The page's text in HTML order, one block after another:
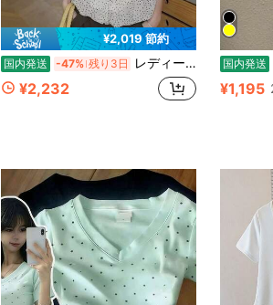
¥2,019 節約
国内発送 -47% 残り3日 レディース ドット柄 フリル ブラウス ノースリーブ トップス キャミソール 2way バルーン シフォン 水玉 体型カバー 着痩せ 骨格ウェーブ ゆったり 大人可愛い フェミニン きれいめ カジュアル デート 春夏
¥2,232
国内発送
¥1,195